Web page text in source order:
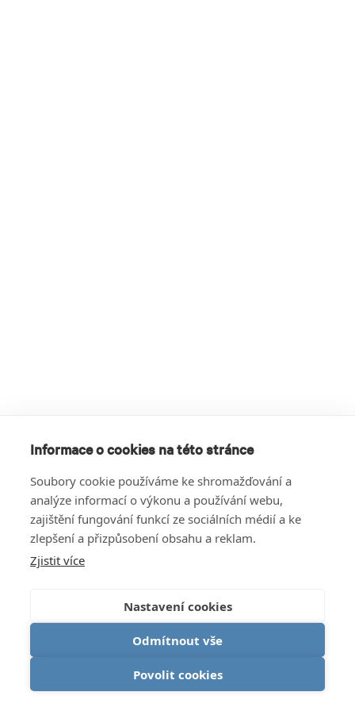
Informace o cookies na této stránce
Soubory cookie používáme ke shromažďování a
analýze informací o výkonu a používání webu,
zajištění fungování funkcí ze sociálních médií a ke
zlepšení a přizpůsobení obsahu a reklam.
Zjistit více
Nastavení cookies
Odmítnout vše
Povolit cookies